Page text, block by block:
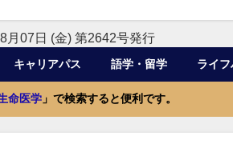
月07日 (金) 第2642号発行
キャリアパス 語学・留学 ライ
命医学 」で検索すると便利です。